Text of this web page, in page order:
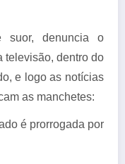
suor, denuncia o
televisão, dentro do
e logo as notícias
as manchetes:
é prorrogada por